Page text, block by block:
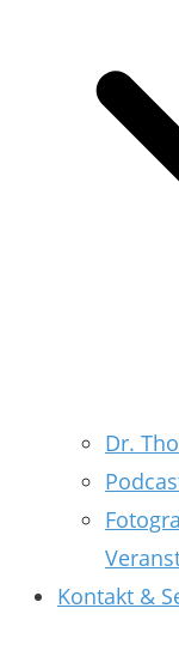
Dr.
Kontakt &